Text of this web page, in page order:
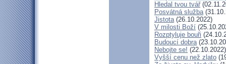
Hledal tvou tvář
Posvátná služba
Jistota(26.10.2022)
V milosti Boží
Rozptyluje bouři
Budoucí dobra
Nebojte se! (22.10.2022)
Vyšší cenu než zlato